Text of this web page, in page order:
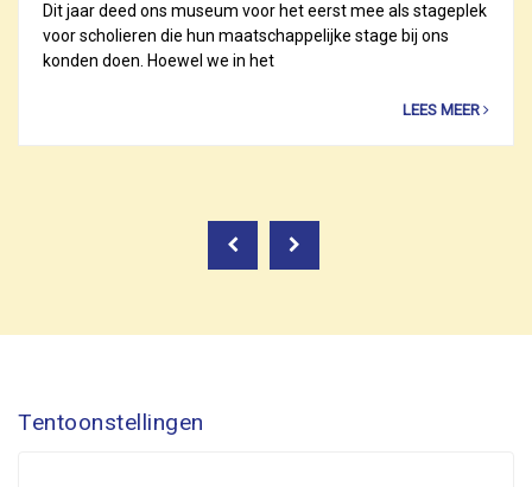
Dit jaar deed ons museum voor het eerst mee als stageplek
voor scholieren die hun maatschappelijke stage bij ons
konden doen. Hoewel we in het
LEES MEER
Tentoonstellingen